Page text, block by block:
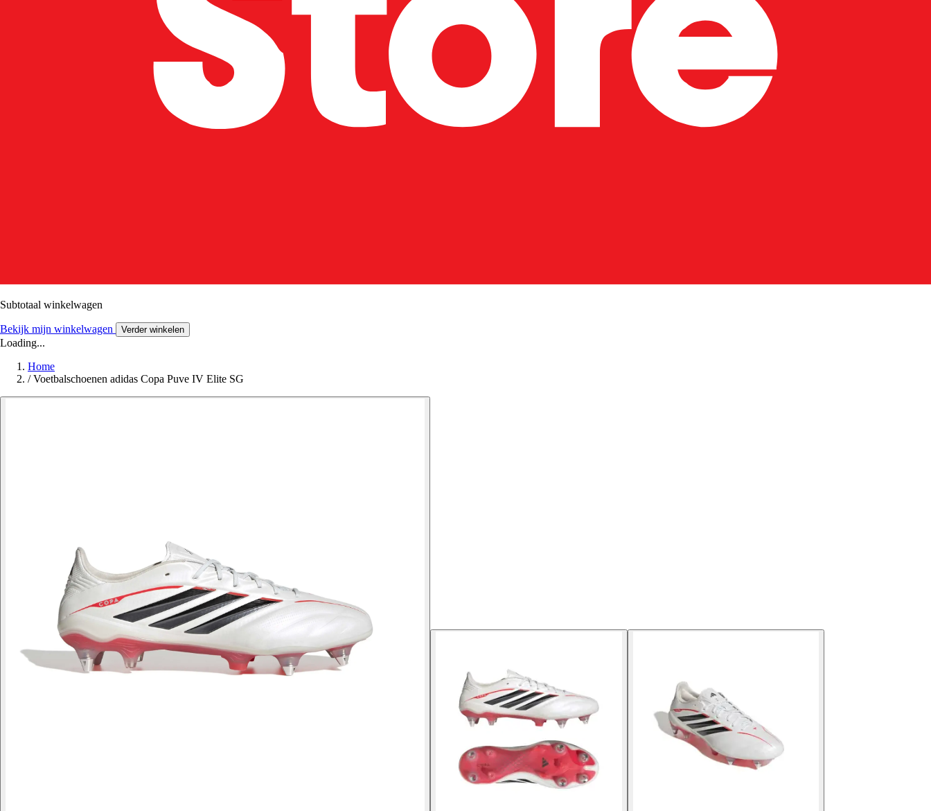
Subtotaal winkelwagen
Bekijk mijn winkelwagen Verder winkelen
Loading...
Home
/ Voetbalschoenen adidas Copa Puve IV Elite SG